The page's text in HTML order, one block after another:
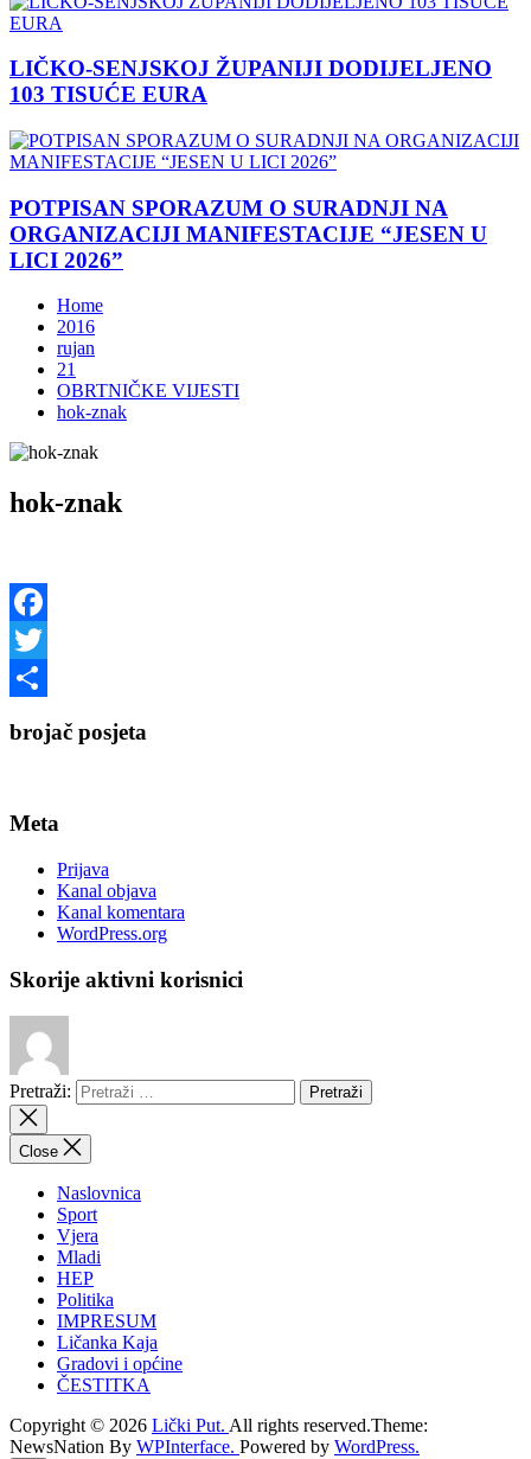
LIČKO-SENJSKOJ ŽUPANIJI DODIJELJENO
103 TISUĆE EURA
POTPISAN SPORAZUM O SURADNJI NA
ORGANIZACIJI MANIFESTACIJE “JESEN U
LICI 2026”
Home
2016
rujan
21
OBRTNIČKE VIJESTI
hok-znak
hok-znak
Facebook
Twitter
brojač posjeta
Meta
Prijava
Kanal objava
Kanal komentara
WordPress.org
Skorije aktivni korisnici
Pretraži:
Close
Naslovnica
Sport
Vjera
Mladi
HEP
Politika
IMPRESUM
Ličanka Kaja
Gradovi i općine
ČESTITKA
Copyright © 2026 Lički Put. All rights reserved.Theme:
NewsNation By WPInterface. Powered by WordPress.